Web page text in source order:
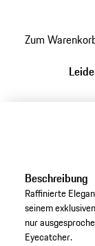
Zum
Beschreibung
Raffinierte
seinem
nur
Eyecatcher.